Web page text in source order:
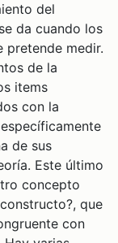
del
da cuando los
pretende medir.
de la
items
con la
de sus
Este último
concepto
que
con